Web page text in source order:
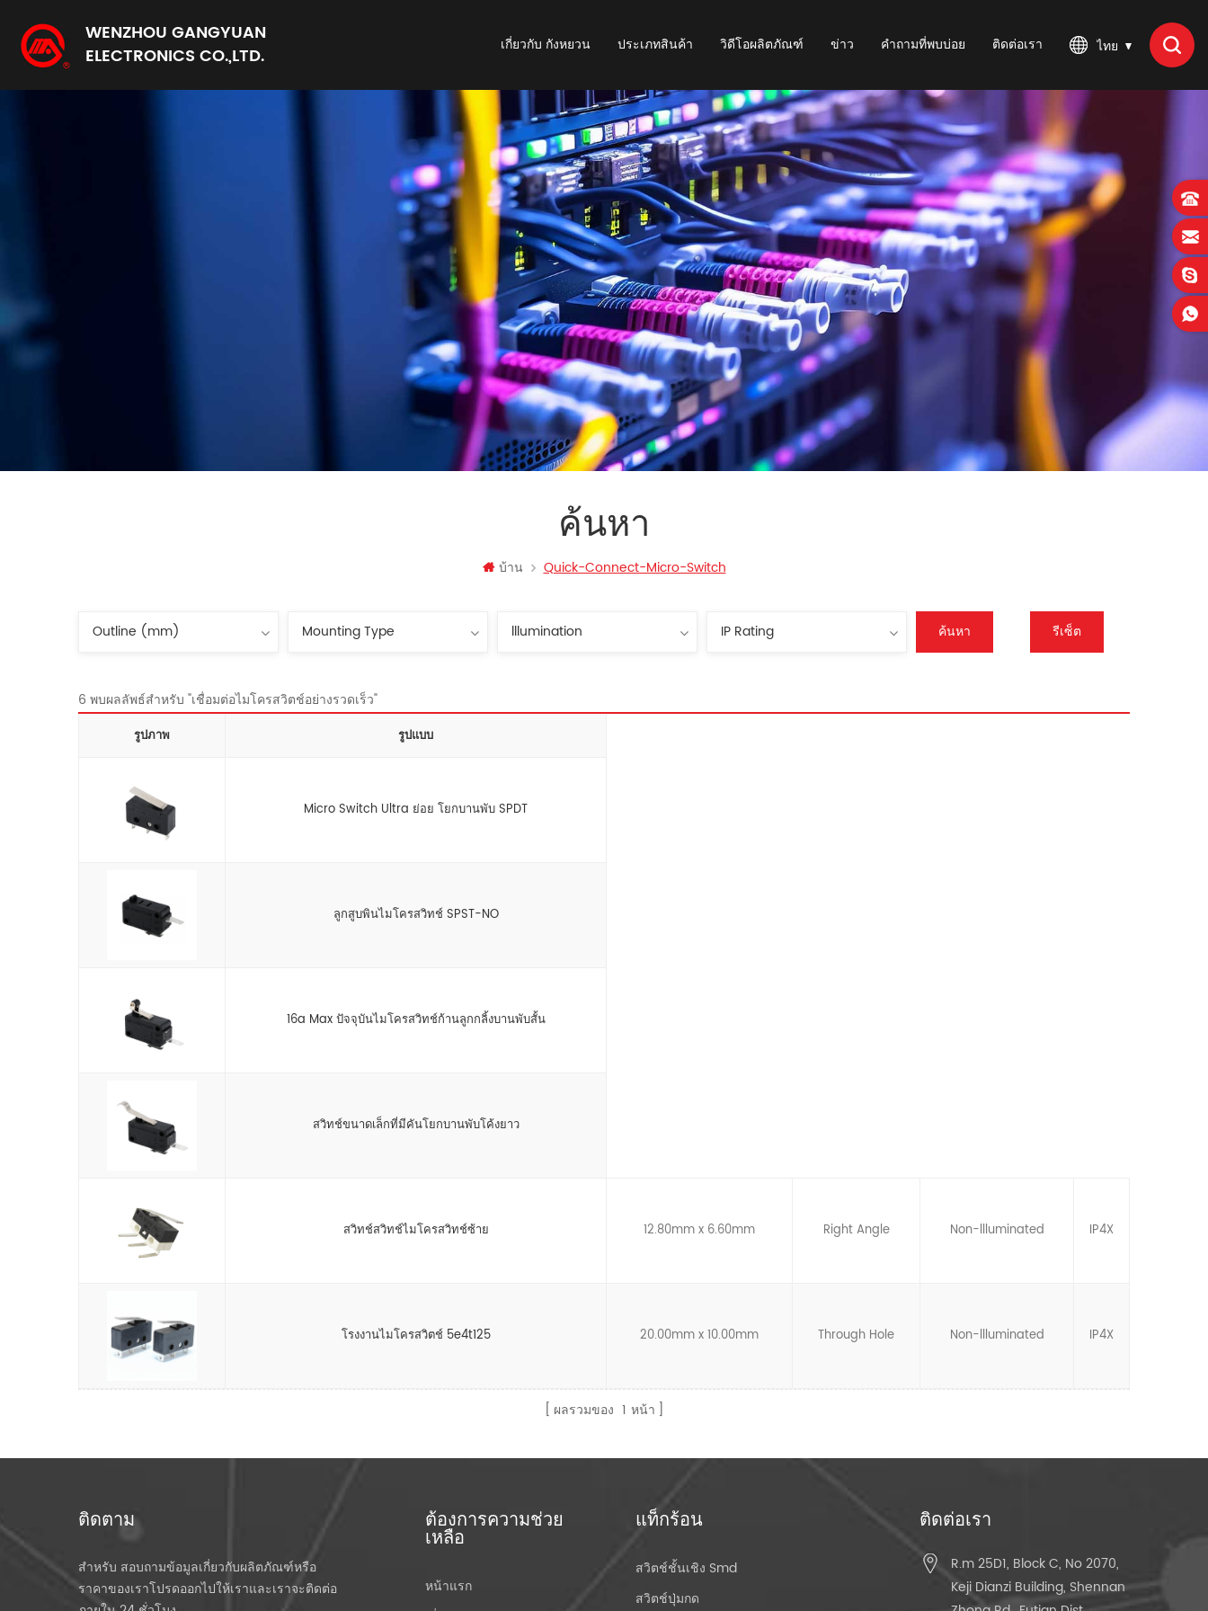
WENZHOU GANGYUAN
ELECTRONICS CO.,LTD.
ไทย
เกี่ยวกับ กังหยวน ประเภทสินค้า วิดีโอผลิตภัณฑ์ ข่าว คำถามที่พบบ่อย ติดต่อเรา
ค้นหา
บ้าน Quick-Connect-Micro-Switch
ค้นหา รีเซ็ต
6 พบผลลัพธ์สำหรับ "เชื่อมต่อไมโครสวิตช์อย่างรวดเร็ว"
รูปภาพ รูปแบบ
Micro Switch Ultra ย่อย โยกบานพับ SPDT
ลูกสูบพินไมโครสวิทช์ SPST-NO
16a Max ปัจจุบันไมโครสวิทช์ก้านลูกกลิ้งบานพับสั้น
สวิทช์ขนาดเล็กที่มีคันโยกบานพับโค้งยาว
สวิทช์สวิทช์ไมโครสวิทช์ซ้าย 12.80mm x 6.60mm Right Angle Non-llluminated IP4X
โรงงานไมโครสวิตช์ 5e4t125 20.00mm x 10.00mm Through Hole Non-llluminated IP4X
ผลรวมของ 1 หน้า
ติดตาม
สำหรับ สอบถามข้อมูลเกี่ยวกับผลิตภัณฑ์หรือ
ราคาของเราโปรดออกไปให้เราและเราจะติดต่อ
ต้องการความช่วย
เหลือ
หน้าแรก
แท็กร้อน
สวิตช์ชั้นเชิง Smd
สวิตช์ปุ่มกด
ติดต่อเรา
R.m 25D1, Block C, No 2070,
Keji Dianzi Building, Shennan